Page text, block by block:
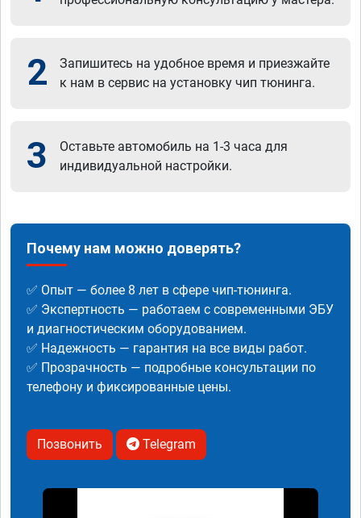
2
Запишитесь на удобное время и приезжайте
к нам в сервис на установку чип тюнинга.
3
Оставьте автомобиль на 1-3 часа для
индивидуальной настройки.
Почему нам можно доверять?
✅ Опыт — более 8 лет в сфере чип-тюнинга.
✅ Экспертность — работаем с современными ЭБУ
и диагностическим оборудованием.
✅ Надежность — гарантия на все виды работ.
✅ Прозрачность — подробные консультации по
телефону и фиксированные цены.
Позвонить Telegram